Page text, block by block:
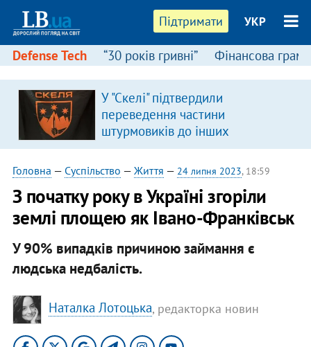
Підтримати УКР
Defense Tech “30 років гривні” Фінансова
У "Скелі" підтвердили
переведення частини
штурмовиків до інших
підрозділів
Головна — Суспільство — Життя — 24 липня 2023, 18:59
З початку року в Україні згоріли
землі площею як Івано-Франківськ
У 90% випадків причиною займання є
людська недбалість.
Наталка Лотоцька, редакторка новин